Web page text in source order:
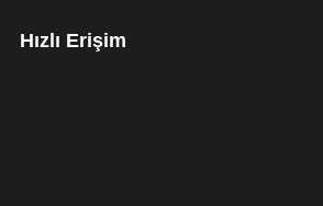
Hızlı Erişim